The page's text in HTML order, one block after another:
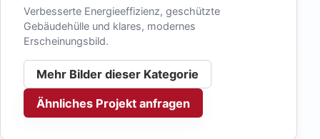
Verbesserte Energieeffizienz, geschützte
Gebäudehülle und klares, modernes
Erscheinungsbild.
Mehr Bilder dieser Kategorie
Ähnliches Projekt anfragen